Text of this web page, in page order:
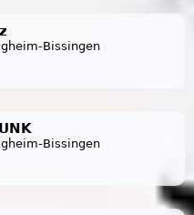
Bissingen
Bissingen